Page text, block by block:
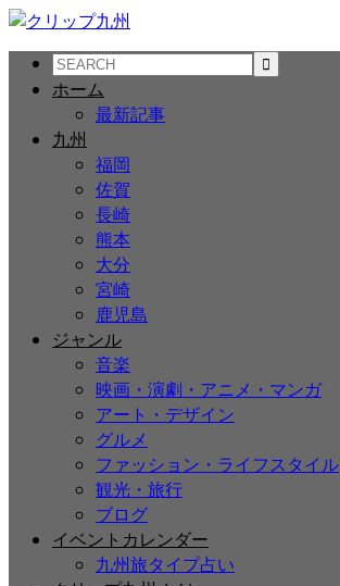
ホーム
最新記事
九州
福岡
佐賀
長崎
熊本
大分
宮崎
鹿児島
ジャンル
音楽
映画・演劇・アニメ・マンガ
アート・デザイン
グルメ
ファッション・ライフスタイル
観光・旅行
ブログ
イベントカレンダー
九州旅タイプ占い